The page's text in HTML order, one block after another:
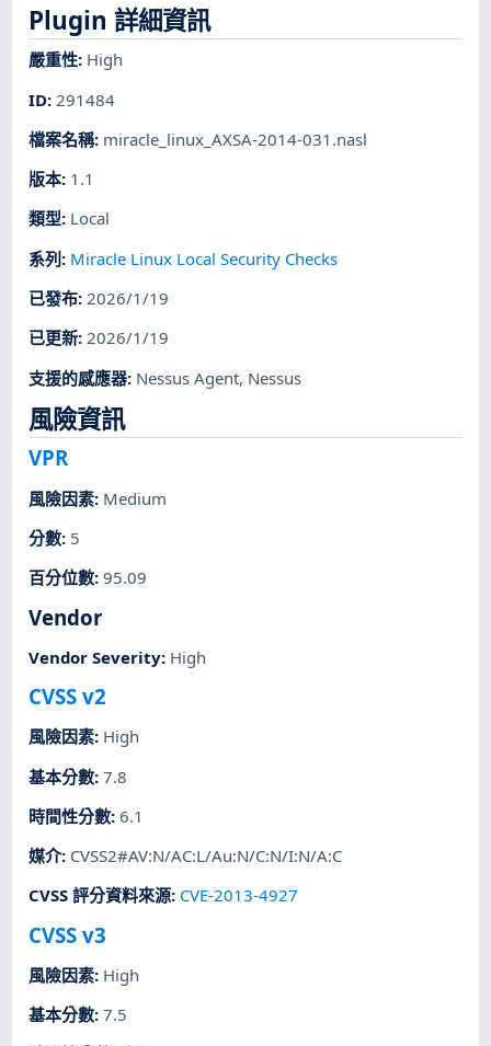
Plugin 詳細資訊
嚴重性: High
ID: 291484
檔案名稱: miracle_linux_AXSA-2014-031.nasl
版本: 1.1
類型: Local
系列: Miracle Linux Local Security Checks
已發布:2026/1/19
已更新:2026/1/19
支援的感應器: Nessus Agent, Nessus
風險資訊
VPR
風險因素: Medium
分數: 5
百分位數:95.09
Vendor
Vendor Severity: High
CVSS v2
風險因素: High
基本分數:7.8
時間性分數:6.1
媒介: CVSS2#AV:N/AC:L/Au:N/C:N/I:N/A:C
CVSS 評分資料來源: CVE-2013-4927
CVSS v3
風險因素: High
基本分數:7.5